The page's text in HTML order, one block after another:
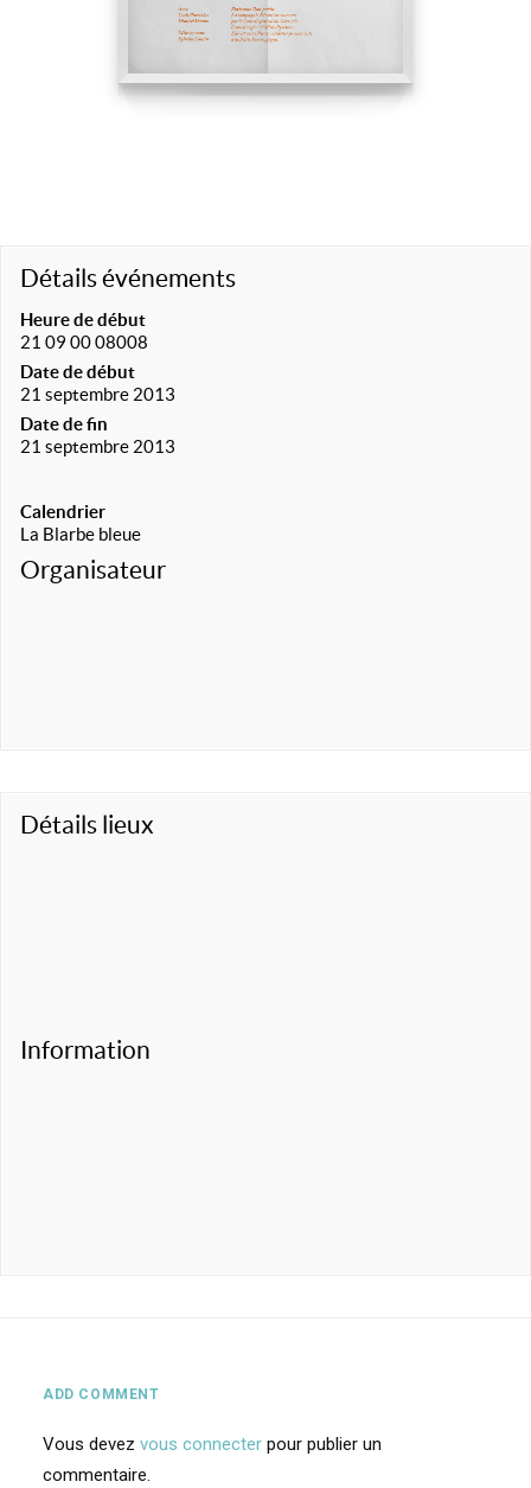
Détails événements
Heure de début
21 09 00 08008
Date de début
21 septembre 2013
Date de fin
21 septembre 2013
Calendrier
La Blarbe bleue
Organisateur
Détails lieux
Information
ADD COMMENT
Vous devez vous connecter pour publier un
commentaire.